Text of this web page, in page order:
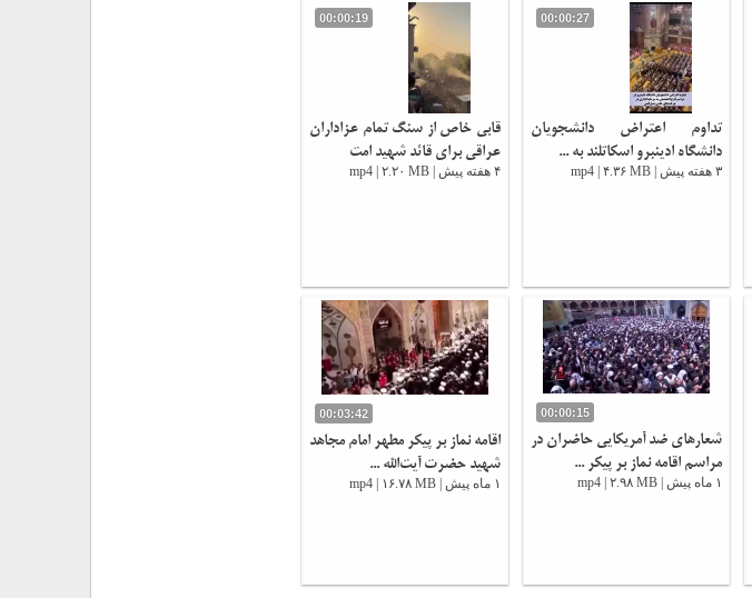
00:00:27
تداوم اعتراض دانشجویان
دانشگاه ادینبرو اسکاتلند به ...
۳ هفته پیش | mp4 | ۴.۳۶ MB
00:00:19
قابی خاص از سنگ تمام عزاداران
عراقی برای قائد شهید امت
۴ هفته پیش | mp4 | ۲.۲۰ MB
00:00:15
شعارهای ضد آمریکایی حاضران در
مراسم اقامه نماز بر پیکر ...
۱ ماه پیش | mp4 | ۲.۹۸ MB
00:03:42
اقامه نماز بر پیکر مطهر امام مجاهد
شهید حضرت آیت‌الله ...
۱ ماه پیش | mp4 | ۱۶.۷۸ MB